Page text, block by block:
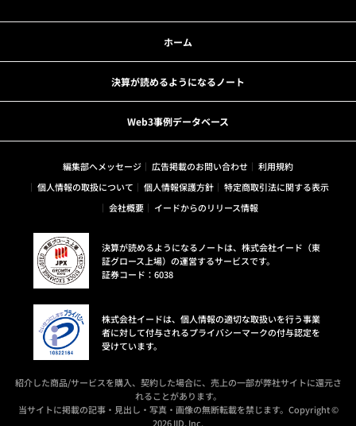
ホーム
決算が読めるようになるノート
Web3事例データベース
編集部へメッセージ 広告掲載のお問い合わせ
利用規約
個人情報の取扱について
個人情報保護方針
特定商取引法に関する表示
会社概要
イードからのリリース情報
決算が読めるようになるノートは、株式会社イード（東
証グロース上場）の運営するサービスです。
証券コード：6038
株式会社イードは、個人情報の適切な取扱いを行う事業
者に対して付与されるプライバシーマークの付与認定を
受けています。
紹介した商品/サービスを購入、契約した場合に、売上の一部が弊社サイトに還元さ
れることがあります。
当サイトに掲載の記事・見出し・写真・画像の無断転載を禁じます。Copyright ©
2026 IID, Inc.